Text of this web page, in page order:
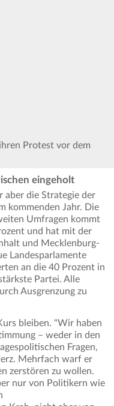
Protest vor dem
eingeholt
aber die Strategie der
kommenden Jahr. Die
Umfragen kommt
und hat mit der
und Mecklenburg-
Landesparlamente
an die 40 Prozent in
Partei. Alle
Ausgrenzung zu
bleiben. "Wir haben
– weder in den
Fragen,
Mehrfach warf er
zerstören zu wollen.
nur von Politikern wie